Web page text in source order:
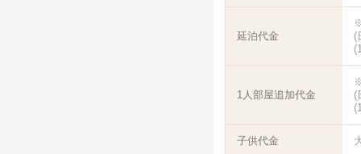
延泊代金
(
1人部屋追加代金
(
子供代金